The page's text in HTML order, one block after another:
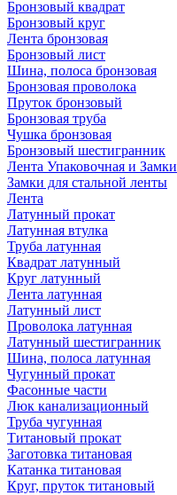
Бронзовый квадрат
Бронзовый круг
Лента бронзовая
Бронзовый лист
Шина, полоса бронзовая
Бронзовая проволока
Пруток бронзовый
Бронзовая труба
Чушка бронзовая
Бронзовый шестигранник
Лента Упаковочная и Замки
Замки для стальной ленты
Лента
Латунный прокат
Латунная втулка
Труба латунная
Квадрат латунный
Круг латунный
Лента латунная
Латунный лист
Проволока латунная
Латунный шестигранник
Шина, полоса латунная
Чугунный прокат
Фасонные части
Люк канализационный
Труба чугунная
Титановый прокат
Заготовка титановая
Катанка титановая
Круг, пруток титановый